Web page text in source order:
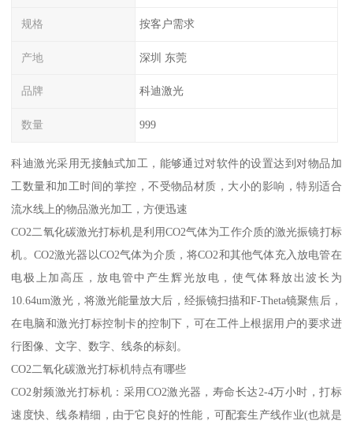
规格 按客户需求
产地 深圳 东莞
品牌 科迪激光
数量 999
科迪激光采用无接触式加工，能够通过对软件的设置达到对物品加
工数量和加工时间的掌控，不受物品材质，大小的影响，特别适合
流水线上的物品激光加工，方便迅速
CO2二氧化碳激光打标机是利用CO2气体为工作介质的激光振镜打标
机。CO2激光器以CO2气体为介质，将CO2和其他气体充入放电管在
电极上加高压，放电管中产生辉光放电，使气体释放出波长为
10.64um激光，将激光能量放大后，经振镜扫描和F-Theta镜聚焦后，
在电脑和激光打标控制卡的控制下，可在工件上根据用户的要求进
行图像、文字、数字、线条的标刻。
CO2二氧化碳激光打标机特点有哪些
CO2射频激光打标机：采用CO2激光器，寿命长达2-4万小时，打标
速度快、线条精细，由于它良好的性能，可配套生产线作业(也就是